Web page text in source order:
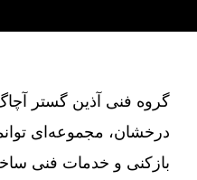
درخشان، مجموعه‌ای
بازکنی و خدمات فنی